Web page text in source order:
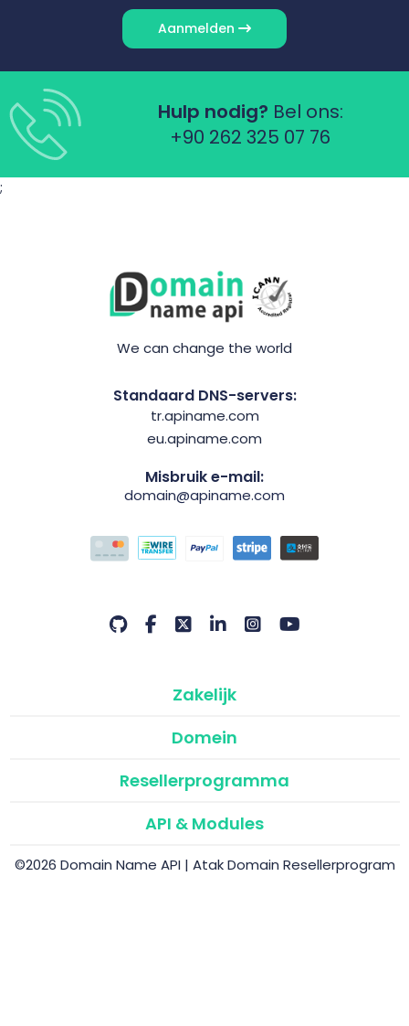
Aanmelden
Hulp nodig? Bel ons:
+90 262 325 07 76
;
We can change the world
Standaard DNS-servers:
tr.apiname.com
eu.apiname.com
Misbruik e-mail:
domain@apiname.com
Zakelijk
Domein
Resellerprogramma
API & Modules
©2026 Domain Name API | Atak Domain Resellerprogram